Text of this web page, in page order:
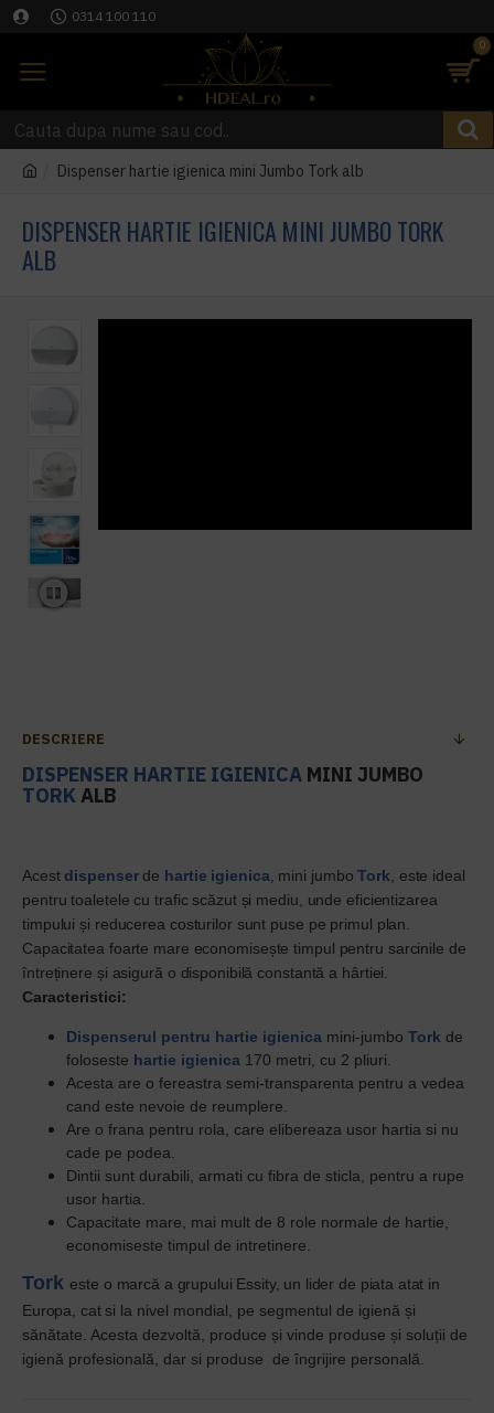
0314 100 110
0
Dispenser hartie igienica mini Jumbo Tork alb
DISPENSER HARTIE IGIENICA MINI JUMBO TORK
ALB
DESCRIERE
DISPENSER HARTIE IGIENICA MINI JUMBO
TORKALB
Acest dispenser de hartie igienica , mini jumboTork , este ideal
pentru toaletele cu trafic scăzut și mediu, unde eficientizarea
timpului și reducerea costurilor sunt puse pe primul plan.
Capacitatea foarte mare economisește timpul pentru sarcinile de
întreținere și asigură o disponibilă constantă a hârtiei.
Caracteristici:
Dispenserul pentru hartie igienica mini-jumbo Tork de
foloseste hartie igienica 170 metri, cu 2 pliuri.
Acesta are o fereastra semi-transparenta pentru a vedea
cand este nevoie de reumplere.
Are o frana pentru rola, care elibereaza usor hartia si nu
cade pe podea.
Dintii sunt durabili, armati cu fibra de sticla, pentru a rupe
usor hartia.
Capacitate mare, mai mult de 8 role normale de hartie,
economiseste timpul de intretinere.
Tor k este o marcă a grupului Essity, un lider de piata atat in
Europa, cat si la nivel mondial, pe segmentul de igienă și
sănătate. Acesta dezvoltă, produce și vinde produse și soluții de
igienă profesională, dar si produse
de îngrijire personală.